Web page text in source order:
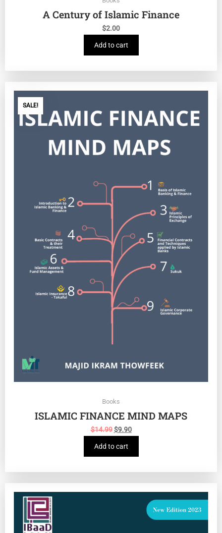
A Century of Islamic Finance
$2.00
Add to cart
SALE!
Books
ISLAMIC FINANCE MIND MAPS
$14.99 $9.90
Add to cart